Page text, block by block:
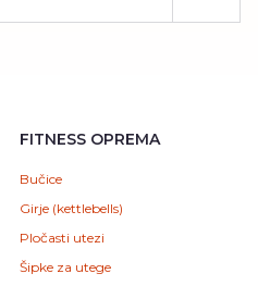
FITNESS OPREMA
Bučice
Girje (kettlebells)
Pločasti utezi
Šipke za utege